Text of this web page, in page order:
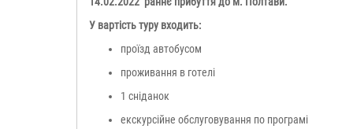
У вартість туру входить:
проїзд автобусом
проживання в готелі
1 сніданок
екскурсійне обслуговування по програмі